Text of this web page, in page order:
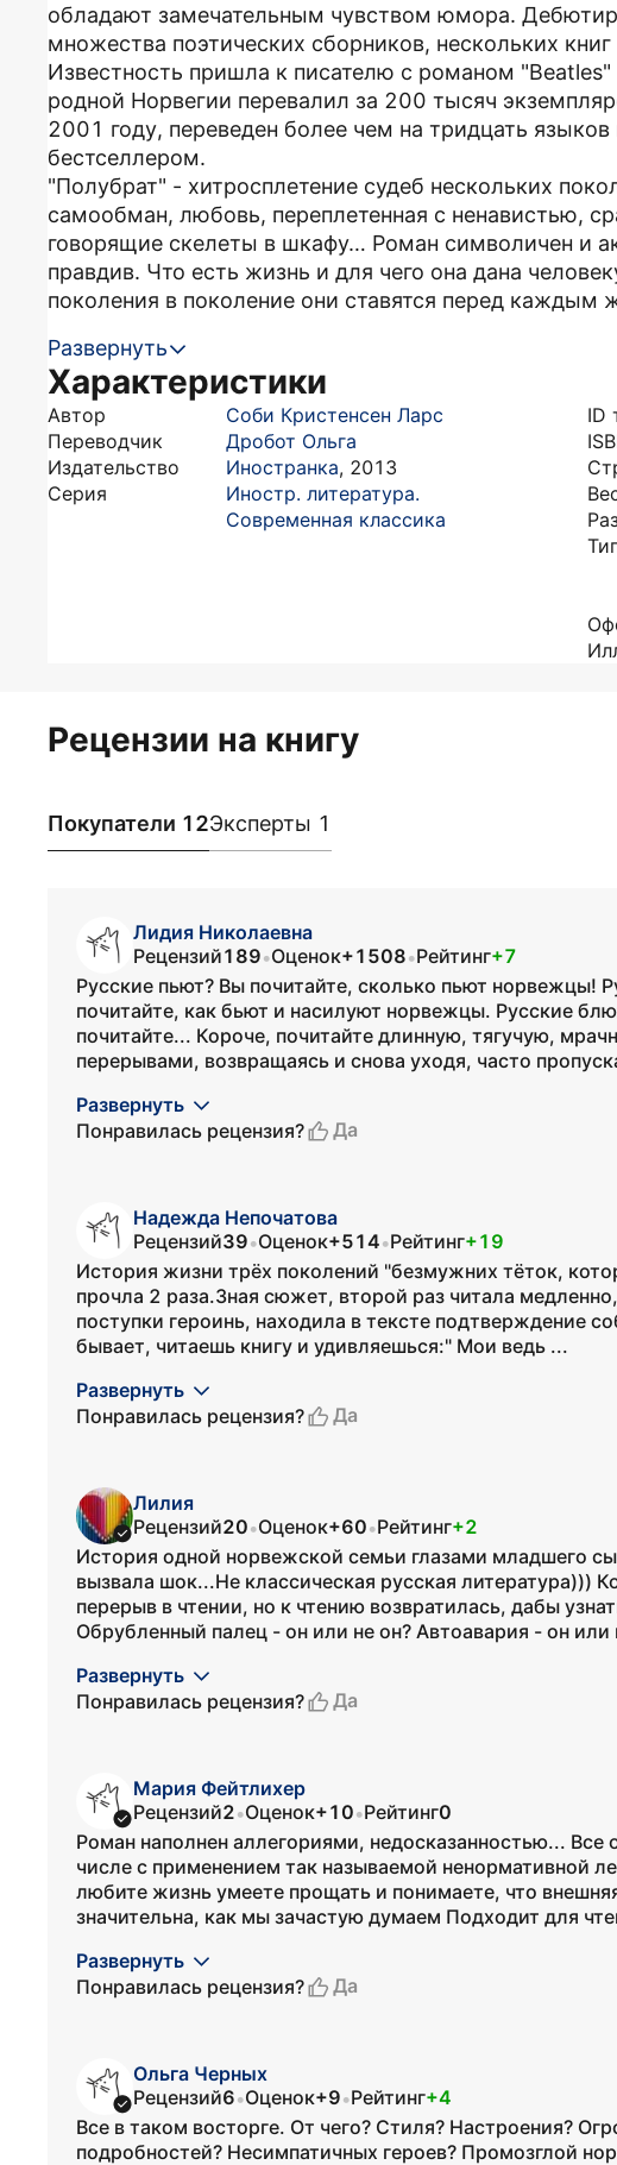
обладают замечательным чувством юмора.
множества поэтических сборников, нескольких
Известность пришла к писателю с романом
родной Норвегии перевалил за 200 тысяч
2001 году, переведен более чем на тридцать
бестселлером.
"Полубрат" - хитросплетение судеб нескольких
самообман, любовь, переплетенная с ненавистью,
говорящие скелеты в шкафу… Роман символичен и
правдив. Что есть жизнь и для чего она дана
поколения в поколение они ставятся перед
Развернуть
Характеристики
Автор
Соби Кристенсен Ларс
Переводчик
Дробот Ольга
Издательство
Иностранка, 2013
Серия
Иностр. литература.
Современная классика
ID
Рецензии на книгу
Покупатели 12Эксперты 1
Лидия Николаевна
Рецензий189•Оценок+1508•Рейтинг+7
Русские пьют? Вы почитайте, сколько пьют норвежцы!
почитайте, как бьют и насилуют норвежцы. Русские
почитайте... Короче, почитайте длинную, тягучую,
перерывами, возвращаясь и снова уходя, часто
Развернуть
Понравилась рецензия?
Да
Надежда Непочатова
Рецензий39•Оценок+514•Рейтинг+19
История жизни трёх поколений "безмужних тёток,
прочла 2 раза.Зная сюжет, второй раз читала
поступки героинь, находила в тексте подтверждение
бывает, читаешь книгу и удивляешься:" Мои ведь ...
Развернуть
Понравилась рецензия?
Да
Лилия
Рецензий20•Оценок+60•Рейтинг+2
История одной норвежской семьи глазами младшего
вызвала шок...Не классическая русская литература)))
перерыв в чтении, но к чтению возвратилась, дабы
Обрубленный палец - он или не он? Автоавария - он или
Развернуть
Понравилась рецензия?
Да
Мария Фейтлихер
Рецензий2•Оценок+10•Рейтинг0
Роман наполнен аллегориями, недосказанностью... Все
числе с применением так называемой ненормативной
любите жизнь умеете прощать и понимаете, что
значительна, как мы зачастую думаем Подходит для
Развернуть
Понравилась рецензия?
Да
Ольга Черных
Рецензий6•Оценок+9•Рейтинг+4
Все в таком восторге. От чего? Стиля? Настроения?
подробностей? Несимпатичных героев? Промозглой